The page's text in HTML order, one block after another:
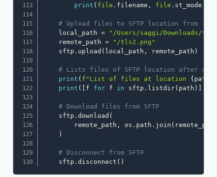
print ( file . filename , file . st_mode
# Upload files to SFTP location from
    local_path
=
"/Users/saggi/Downloads/
    remote_path
=
"/tls2.png"
    sftp
. upload ( local_path , remote_path )
# Lists files of SFTP location after
print ( f"List of files at location { path
print ( f for f in sftp . listdir( path )
# Download files from SFTP
    sftp
. download (
        remote_path
, os . path . join ( remote_path
)
# Disconnect from SFTP
    sftp
. disconnect ( )